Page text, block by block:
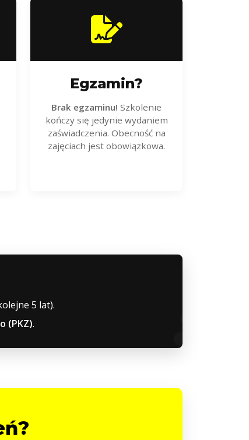
Egzamin?
Brak egzaminu! Szkolenie
kończy się jedynie wydaniem
zaświadczenia. Obecność na
zajęciach jest obowiązkowa.
5 lat).
(PKZ).